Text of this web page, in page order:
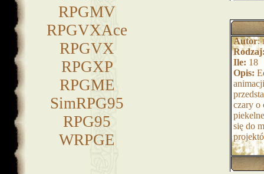
RPGMV
RPGVXAce
RPGVX
RPGXP
RPGME
SimRPG95
RPG95
WRPGE
Autor:
Ile: 18
Opis:
czary o
się do